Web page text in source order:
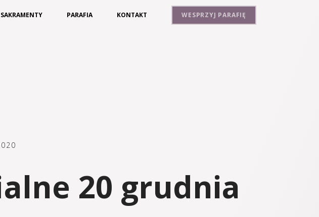
SAKRAMENTY PARAFIA KONTAKT WESPRZYJ PARAFIĘ
20 grudnia